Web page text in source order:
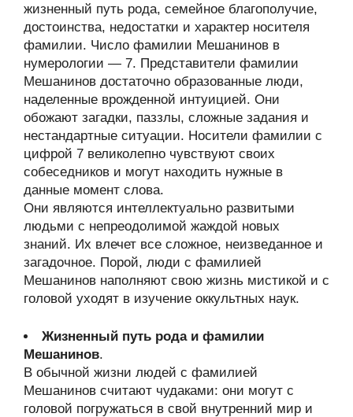
жизненный путь рода, семейное благополучие,
достоинства, недостатки и характер носителя
фамилии. Число фамилии Мешанинов в
нумерологии — 7. Представители фамилии
Мешанинов достаточно образованные люди,
наделенные врожденной интуицией. Они
обожают загадки, паззлы, сложные задания и
нестандартные ситуации. Носители фамилии с
цифрой 7 великолепно чувствуют своих
собеседников и могут находить нужные в
данные момент слова.
Они являются интеллектуально развитыми
людьми с непреодолимой жаждой новых
знаний. Их влечет все сложное, неизведанное и
загадочное. Порой, люди с фамилией
Мешанинов наполняют свою жизнь мистикой и с
головой уходят в изучение оккультных наук.
Жизненный путь рода и фамилии
Мешанинов.
В обычной жизни людей с фамилией
Мешанинов считают чудаками: они могут с
головой погружаться в свой внутренний мир и